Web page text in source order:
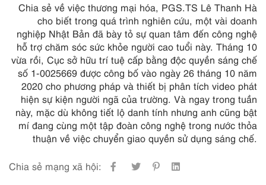
Chia sẻ về việc thương mại hóa, PGS.TS Lê Thanh Hà
cho biết trong quá trình nghiên cứu, một vài doanh
nghiệp Nhật Bản đã bày tỏ sự quan tâm đến công nghệ
hỗ trợ chăm sóc sức khỏe người cao tuổi này. Tháng 10
vừa rồi, Cục sở hữu trí tuệ cấp bằng độc quyền sáng chế
số 1-0025669 được công bố vào ngày 26 tháng 10 năm
2020 cho phương pháp và thiết bị phân tích video phát
hiện sự kiện người ngã của trường. Và ngay trong tuần
này, mặc dù không tiết lộ danh tính nhưng anh cũng bật
mí đang cùng một tập đoàn công nghệ trong nước thỏa
thuận về việc chuyển giao quyền sử dụng sáng chế.
Chia sẻ mạng xã hội: